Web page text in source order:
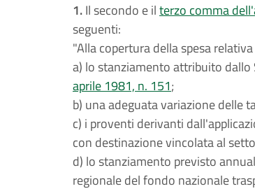
1.Il secondo e ilterzo comma
seguenti:
"Alla copertura della spesa
a) lo stanziamento attribuito
aprile 1981, n. 151;
b) una adeguata variazione delle
c) i proventi derivanti
con destinazione vincolata al
d) lo stanziamento previsto
regionale del fondo nazionale